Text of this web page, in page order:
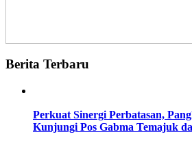
Berita Terbaru
Perkuat Sinergi Perbatasan,
Kunjungi Pos Gabma Temajuk